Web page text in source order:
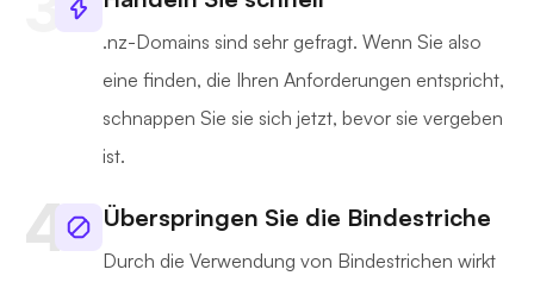
.nz-Domains sind sehr gefragt. Wenn Sie also
eine finden, die Ihren Anforderungen entspricht,
schnappen Sie sie sich jetzt, bevor sie vergeben
ist.
Überspringen Sie die Bindestriche
Durch die Verwendung von Bindestrichen wirkt